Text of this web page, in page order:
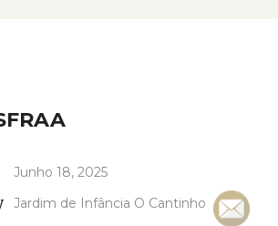
Junho 18, 2025
Jardim de Infância O Cantinho